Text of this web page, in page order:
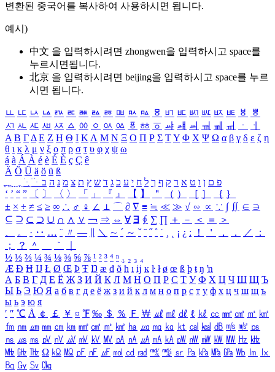
변환된 중국어를 복사하여 사용하시면 됩니다.
예시)
中文 을 입력하시려면 zhongwen을 입력하시고 space를
누르시면됩니다.
北京 을 입력하시려면 beijing을 입력하시고 space를 누르
시면 됩니다.
ㅥ ㅦ ㅧ ㅨ ㅩ ㅪ ㅫ ㅬ ㅭ ㅮ ㅯ ㅰ ㅱ ㅲ ㅳ ㅴ ㅵ ㅶ ㅷ ㅸ
ㅹ
ㅺ ㅻ ㅼ ㅽ ㅾ ㅿ ㆀ ㆁ ㆂ ㆃ ㆄ ㆅ ㆆ ㆇ ㆈ ㆉ ㆊ ㆋ ㆌ ㆍ
ㆎ
Α Β ΓΔ Ε Ζ Η Θ Ι ΚΛ Μ Ν Ξ Ο Π Ρ Σ ΤΥ Φ Χ Ψ Ω α β γ δ ε ζ η
θ ι κ λ μ ν ξ ο π ρ σ τ υ φ χ ψ ω
á à Á À é è É È ç Ç ê
Ä Ö Ü ä ö ü ß
ִֶֹ ֻּ ׁׂ פ ם ן ו ט א ר ק ף ך ל ח י ע כ ג ד ש ץ ת צ מ נ ה ב
‘ ’ “ ” 〔 〕 〈 〉 「 」 『 』 【 】 ＂ （ ） ［ ］ ｛ ｝
± × ÷ ≠ ≤ ≥ ∞ ∴ ♂ ♀ ∠ ⊥ ⌒ ∂ ∇ ≡ ≒ ≪ ≫ √ ∽ ∝ ∵ ∫ ∬ ∈ ∋
⊆ ⊇ ⊂ ⊃ ∪ ∩ ∧ ∨ ￢ ⇒ ⇔ ∀ ∃ ∮ ∑ ∏ ＋ － ＜ ＝
＞
、
。 · ‥ … ¨ 〃 ― ＼ ∼ ´ ～ ˇ ˘ ˝ ˚ ˙ ¸ ¡ ¿ ː ！ ＇ ， ． ／
：
；
？ ＾ ｀
½ ⅓ ⅔ ¼ ¾ ⅛ ⅜ ⅝ ⅞ ¹ ² ³ ⁴ ⁿ ₁ ₂ ₃ ₄
Æ Ð Ħ Ĳ Ł Ø Œ Þ Ŧ Ŋ æ đ ð ħ ı ĳ ĸ ŀ ł ø œ ß þ ŧ ŋ ŉ
А Б В Г Д Е Ё Ж З И Й К Л М Н О П Р С Т У Ф Х Ц Ч Ш Щ Ъ
Ы Ь Э Ю Я а б в г д е ё ж з и й к л м н о п р с т у ф х ц ч ш щ ъ
ы ь э ю я
′ ″ ℃ Å ￠ ￡ ￥ ¤ ℉ ‰ ＄ ％ Ｆ ￦ ㎕ ㎖ ㎗ ℓ ㎘ ㏄ ㎣ ㎤ ㎥ ㎦
㎙ ㎚ ㎛ ㎜ ㎝ ㎞ ㎟ ㎠ ㎡ ㎢ ㏊ ㎍ ㎎ ㎏ ㏏ ㎈ ㎉ ㏈ ㎧ ㎨ ㎰
㎱ ㎲ ㎳ ㎴ ㎵ ㎶ ㎷ ㎸ ㎹ ㎀ ㎁ ㎂ ㎃ ㎄ ㎺ ㎻ ㎽ ㎾ ㎿ ㎐ ㎑
㎒ ㎓ ㎔ Ω ㏀ ㏁ ㎊ ㎋ ㎌ ㏖ ㏅ ㎭ ㎮ ㎯ ㏛ ㎩ ㎪ ㎫ ㎬ ㏝ ㏐
㏓
㏃ ㏉ ㏜ ㏆